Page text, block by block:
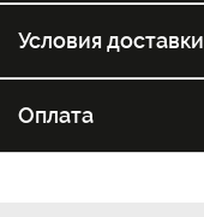
Условия доставки
Оплата